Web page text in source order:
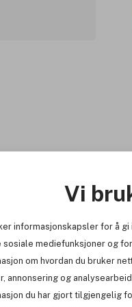
Vi
informasjonskapsler for å
sosiale mediefunksjoner og
om hvordan du bruker
annonsering og
du har gjort tilgjengelig